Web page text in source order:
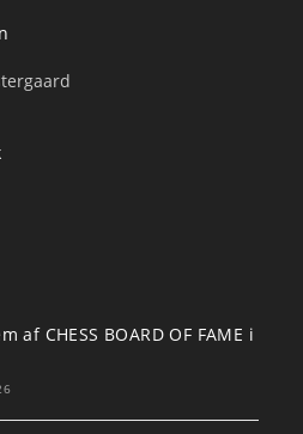
Opens
af CHESS BOARD OF FAME i